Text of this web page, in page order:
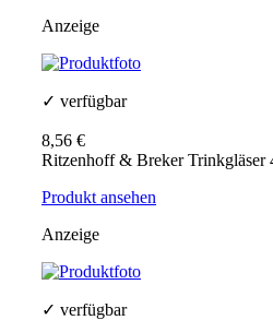
Anzeige
✓ verfügbar
8,56 €
Ritzenhoff & Breker Trinkgläser
Produkt ansehen
Anzeige
✓ verfügbar